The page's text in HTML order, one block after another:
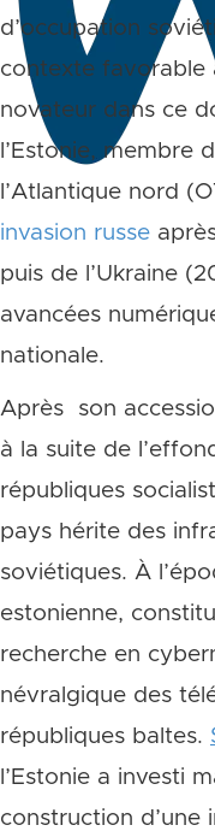
d’occupation
contexte favorable
novateur dans ce
l’Estonie, membre
l’Atlantique nord
invasion russe
puis de l’Ukraine
avancées
nationale.
Après son
à la suite de
républiques
pays hérite des
soviétiques. À
estonienne,
recherche en
névralgique des
républiques baltes.
l’Estonie a investi
construction d’une